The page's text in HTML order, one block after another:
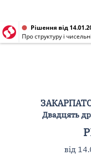
Рішення від
Двадцять
від